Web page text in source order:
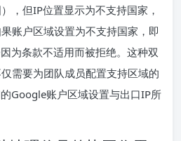
，但IP位置显示为不支持国家，
账户区域设置为不支持国家，即
为条款不适用而被拒绝。这种双
需要为团队成员配置支持区域的
Google账户区域设置与出口IP所